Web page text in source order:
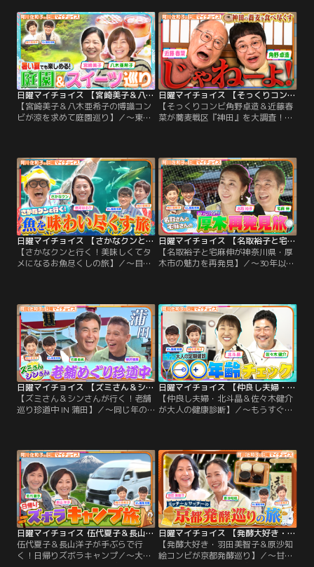
理由だけで、30歳でコンサル会社を
早期退職して未経験の飲食業界へ！
新潟県の離島・佐渡島へ移住し、齋
藤さん夫婦が蕎麦屋を始めた理由と
は？
のキャイ～ンさんが、本場中国の味
「ガチ中華」を中国人俳優の高陽子
さんが、名店を紹介！両方の味を知
って、中華の魅力を深堀り！ まずは
『餃子』を食べ比べ！
日曜マイチョイス 【宮崎美子＆八木亜希子の博識コンビが涼を求めて庭園巡り】（2026/07/19放送分）
【宮崎美子＆八木亜希子の博識コン
ビが涼を求めて庭園巡り】／～東京
る東京都内で、夏でも楽しめる庭園
巡りをご提案！絶景と絶品スイーツ
の両方を楽しめる3つのスポット
へ！ まずは『ホテル椿山荘東京』か
らスタート！
日曜マイチョイス 【そっくりコンビ角野卓造＆近藤春菜が蕎麦戦区『神田』を大調査！】（2026/07/12放送分）
【そっくりコンビ角野卓造＆近藤春
菜が蕎麦戦区『神田』を大調査！】
近藤春菜さんが駅周辺1キロで100店
以上の蕎麦屋がある『神田』を大調
査！ お店イチオシのお蕎麦がスタジ
オに続々登場！しかし、阿川さんと
飯尾さんが食べられるのは、2つだ
け…。
日曜マイチョイス 【さかなクンと行く！美味しくてタメになるお魚尽くしの旅】（2026/07/05放送分）
【さかなクンと行く！美味しくてタ
メになるお魚尽くしの旅】／～目か
雑学トークが止まらない魚尽くしの
旅へいざ出発！まず訪れたのは、日
本人が大好きな“サバ”尽くしのお店
「SABAR」。サバについて学び、美
味しいサバ料理を堪能！
日曜マイチョイス 【名取裕子と宅麻伸が神奈川県・厚木市の魅力を再発見】（2026/06/14放送分）
【名取裕子と宅麻伸が神奈川県・厚
木市の魅力を再発見】／～30年以上
宅麻伸さんが、暮らしやすい街とし
て今人気を集めている厚木の魅力を
再発見！ケーブルカーに乗りなが
ら、青春時代の思い出に浸る名取さ
んに息ぴったりのツッコミを入れる
宅麻さん。
日曜マイチョイス 【ズミさん＆シンさんが行く！老舗巡り珍道中 IN 蒲田】（2026/06/07放送分）
【ズミさん＆シンさんが行く！老舗
巡り珍道中 IN 蒲田】／～同じ年の
クを話している後ろで、慎吾さんま
たも小芝居をしながら登場！蒲田の
中心地、JR蒲田駅前の蒲田西口商店
街を散策！最初に訪れたのは、良純
さんが気になった作業服専門店「東
京トラヤ」。
日曜マイチョイス 【仲良し夫婦・北斗晶＆佐々木健介が大人の健康診断】（2026/05/24放送分）
【仲良し夫婦・北斗晶＆佐々木健介
が大人の健康診断】／～もうすぐ還
齢』を測定！元アスリートの北斗さ
んと健介さんが足指の筋力測定で驚
異的な数字が！足指の筋力には全く
問題がない2人だが、足首の硬さに
問題が…（2）ちょっと変わった脳
活クイズで『脳年齢』を測定！
日曜マイチョイス 伍代夏子＆長山洋子が手ぶらで行く！日帰りズボラキャンプ（2026/05/17放送分）
伍代夏子＆長山洋子が手ぶらで行
く！日帰りズボラキャンプ／～大の
日曜マイチョイス 【発酵大好き・羽田美智子＆原沙知絵コンビが京都発酵巡り】（2026/05/10放送分）
【発酵大好き・羽田美智子＆原沙知
絵コンビが京都発酵巡り】／～甘